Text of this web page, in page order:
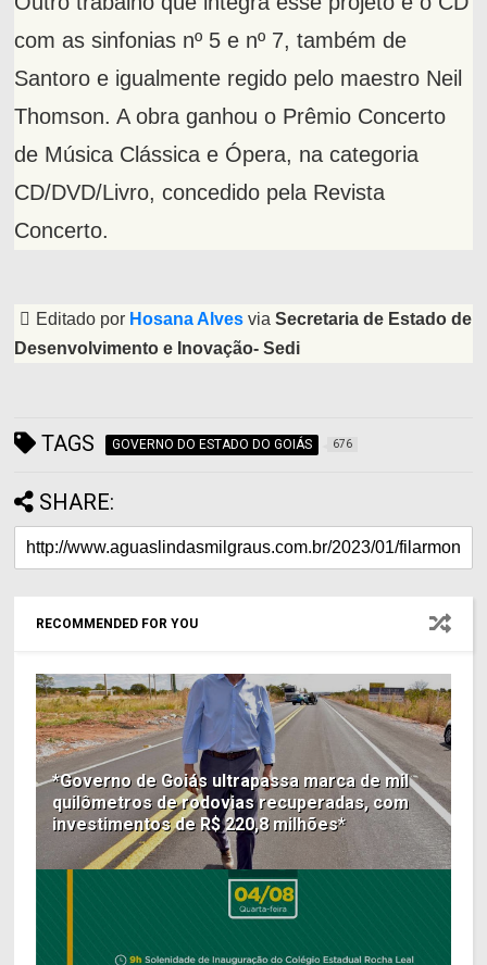
com as sinfonias nº 5 e nº 7, também de
Santoro e igualmente regido pelo maestro Neil
Thomson. A obra ganhou o Prêmio Concerto
de Música Clássica e Ópera, na categoria
CD/DVD/Livro, concedido pela Revista
Concerto.
Editado por Hosana Alves viaSecretaria de Estado de
Desenvolvimento e Inovação- Sedi
TAGS GOVERNO DO ESTADO DO GOIÁS 676
SHARE:
RECOMMENDED FOR YOU
*Governo de Goiás ultrapassa marca de mil
quilômetros de rodovias recuperadas, com
investimentos de R$ 220,8 milhões*